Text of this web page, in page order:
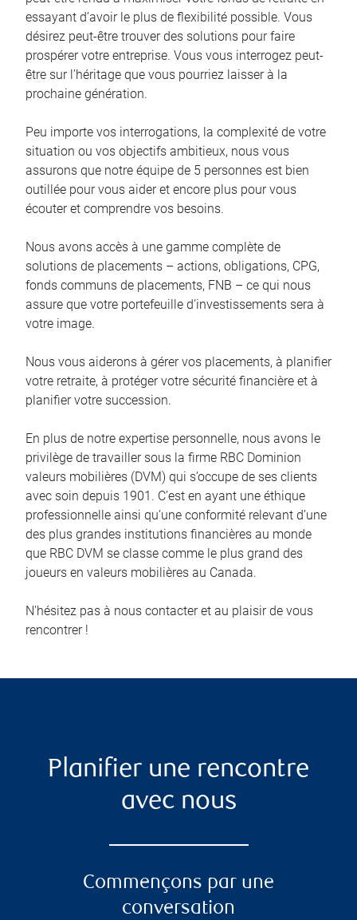
essayant d’avoir le plus de flexibilité possible. Vous
désirez peut-être trouver des solutions pour faire
prospérer votre entreprise. Vous vous interrogez peut-
être sur l’héritage que vous pourriez laisser à la
prochaine génération.
Peu importe vos interrogations, la complexité de votre
situation ou vos objectifs ambitieux, nous vous
assurons que notre équipe de 5 personnes est bien
outillée pour vous aider et encore plus pour vous
écouter et comprendre vos besoins.
Nous avons accès à une gamme complète de
solutions de placements – actions, obligations, CPG,
fonds communs de placements, FNB – ce qui nous
assure que votre portefeuille d’investissements sera à
votre image.
Nous vous aiderons à gérer vos placements, à planifier
votre retraite, à protéger votre sécurité financière et à
planifier votre succession.
En plus de notre expertise personnelle, nous avons le
privilège de travailler sous la firme RBC Dominion
valeurs mobilières (DVM) qui s’occupe de ses clients
avec soin depuis 1901. C’est en ayant une éthique
professionnelle ainsi qu’une conformité relevant d’une
des plus grandes institutions financières au monde
que RBC DVM se classe comme le plus grand des
joueurs en valeurs mobilières au Canada.
N’hésitez pas à nous contacter et au plaisir de vous
rencontrer !
Planifier une rencontre
avec nous
Commençons par une
conversation